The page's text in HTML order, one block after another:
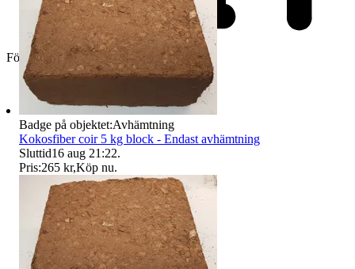
Företag
Badge på objektet:Avhämtning
Kokosfiber coir 5 kg block - Endast avhämtning
Sluttid16 aug 21:22.
Pris:265 kr,Köp nu.